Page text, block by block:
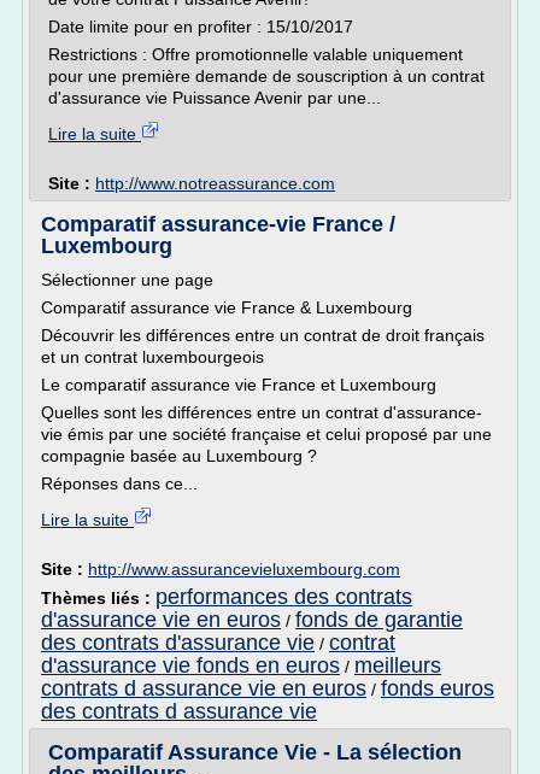
Date limite pour en profiter : 15/10/2017
Restrictions : Offre promotionnelle valable uniquement
pour une première demande de souscription à un contrat
d'assurance vie Puissance Avenir par une...
Lire la suite
Site : http://www.notreassurance.com
Comparatif assurance-vie France /
Luxembourg
Sélectionner une page
Comparatif assurance vie France & Luxembourg
Découvrir les différences entre un contrat de droit français
et un contrat luxembourgeois
Le comparatif assurance vie France et Luxembourg
Quelles sont les différences entre un contrat d'assurance-
vie émis par une société française et celui proposé par une
compagnie basée au Luxembourg ?
Réponses dans ce...
Lire la suite
Site : http://www.assurancevieluxembourg.com
Thèmes liés : performances des contrats
d'assurance vie en euros / fonds de garantie
des contrats d'assurance vie / contrat
d'assurance vie fonds en euros / meilleurs
contrats d assurance vie en euros / fonds euros
des contrats d assurance vie
Comparatif Assurance Vie - La sélection